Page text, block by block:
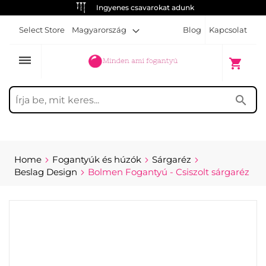
Ingyenes csavarokat adunk
Blog Kapcsolat
Select Store Magyarország
dehaze shopping_cart
My Cart
search
Home Fogantyúk és húzók
Sárgaréz
Beslag Design
Bolmen Fogantyú - Csiszolt sárgaréz